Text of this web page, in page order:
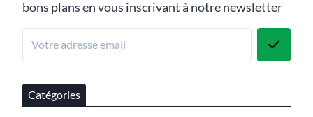
bons plans en vous inscrivant à notre newsletter
Catégories